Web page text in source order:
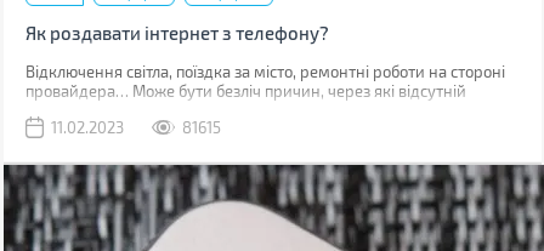
Як роздавати інтернет з телефону?
Відключення світла, поїздка за місто, ремонтні роботи на стороні
провайдера… Може бути безліч причин, через які відсутній
мобільна мережа, звичайно, якщо ви знаходитесь у зоні її
11.02.2023 81615